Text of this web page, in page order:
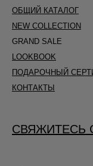
ОБЩИЙ КАТАЛОГ
NEW COLLECTION
GRAND SALE
LOOKBOOK
ПОДАРОЧНЫЙ
КОНТАКТЫ
СВЯЖИТЕСЬ